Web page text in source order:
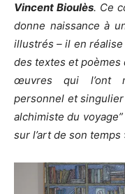
Vincent Bioulès. Ce
donne naissance à
illustrés – il en réalise
des textes et poèmes
œuvres qui l’ont
personnel et
alchimiste du
sur l’art de son temps